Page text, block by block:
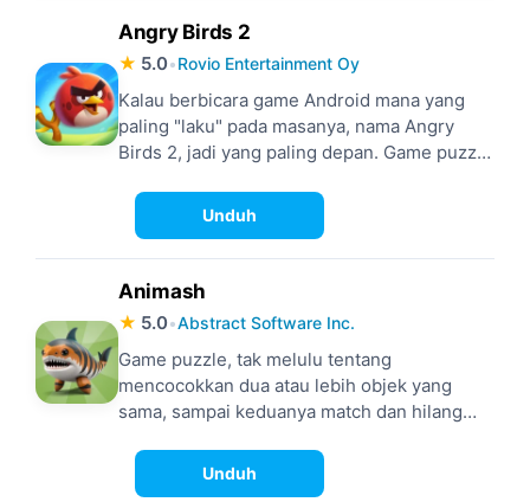
Angry Birds 2
★ 5.0•Rovio Entertainment Oy
Kalau berbicara game Android mana yang
paling "laku" pada masanya, nama Angry
Birds 2, jadi yang paling depan. Game puzzle
gameplay yang sederhana, tapi memikat
eksekusinya.
Unduh
Animash
★ 5.0•Abstract Software Inc.
Game puzzle, tak melulu tentang
mencocokkan dua atau lebih objek yang
sama, sampai keduanya match dan hilang
datang, dengan gameplay anti-mainstream,
janjikan experience main yang anti-boring,
Unduh